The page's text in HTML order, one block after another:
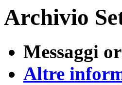
Archivio
Messaggi
Altre